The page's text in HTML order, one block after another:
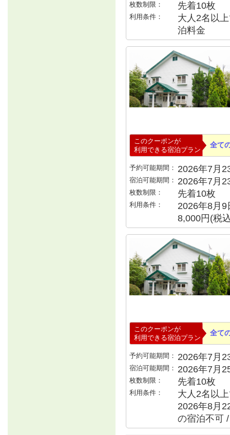
枚数制限： 先着10枚
利用条件：
大人2名以
泊料金
このクーポンが
利用できる宿泊プラン
全て
予約可能期間： 2026年7月
宿泊可能期間： 2026年7月
枚数制限： 先着10枚
利用条件：
2026年8月
8,000円(税
このクーポンが
利用できる宿泊プラン
全て
予約可能期間： 2026年7月
宿泊可能期間： 2026年7月
枚数制限： 先着10枚
利用条件：
大人2名以
2026年8月
の宿泊不可